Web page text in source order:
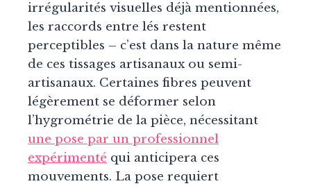
irrégularités visuelles déjà mentionnées,
les raccords entre lés restent
perceptibles – c’est dans la nature même
de ces tissages artisanaux ou semi-
artisanaux. Certaines fibres peuvent
légèrement se déformer selon
l’hygrométrie de la pièce, nécessitant
une pose par un professionnel
expérimenté qui anticipera ces
mouvements. La pose requiert